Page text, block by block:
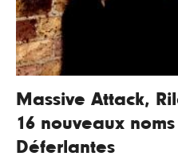
Massive Attack,
16 nouveaux
Déferlantes